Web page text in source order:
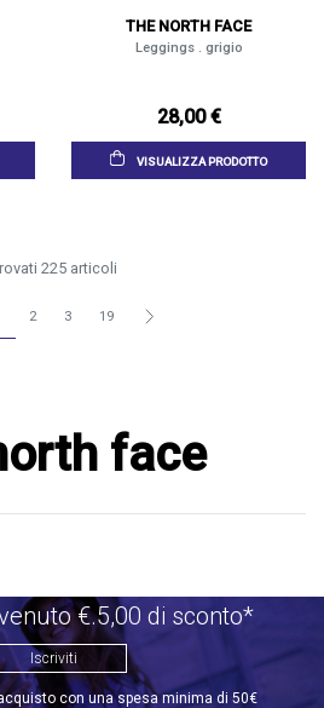
THE NORTH FACE
Leggings . grigio
28,00 €
VISUALIZZA PRODOTTO
225 articoli
2 3 19
face
€.5,00 di sconto*
Iscriviti
con una spesa minima di 50€